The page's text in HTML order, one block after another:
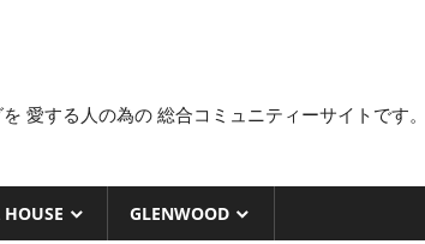
愛する人の為の 総合コミュニティーサイトです。
GLENWOOD